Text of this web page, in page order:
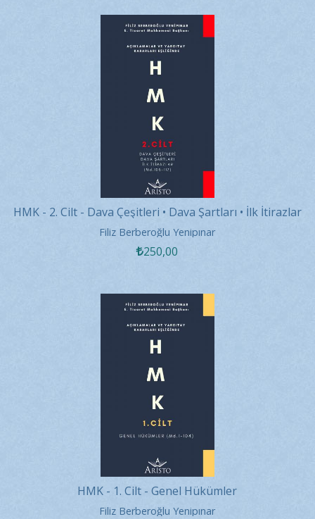
HMK - 2. Cilt - Dava Çeşitleri • Dava Şartları • İlk İtirazlar
Filiz Berberoğlu Yenipınar
250,00
HMK - 1. Cilt - Genel Hükümler
Filiz Berberoğlu Yenipınar